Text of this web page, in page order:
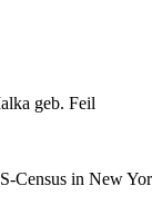
geb. Feil
Census in New